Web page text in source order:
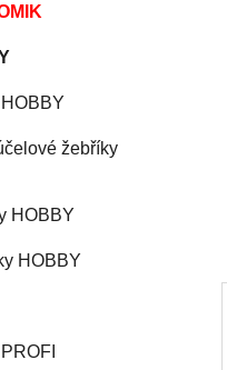
žebříky
HOBBY
HOBBY